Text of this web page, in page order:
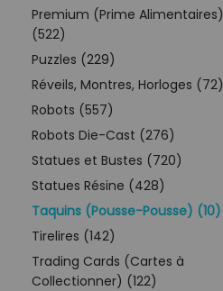
Premium (Prime Alimentaires)
(522)
Puzzles (229)
Réveils, Montres, Horloges (72)
Robots (557)
Robots Die-Cast (276)
Statues et Bustes (720)
Statues Résine (428)
Taquins (Pousse-Pousse) (10)
Tirelires (142)
Trading Cards (Cartes à
Collectionner) (122)